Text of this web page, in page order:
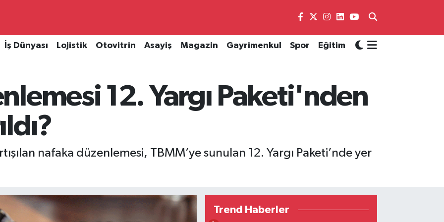
İş Dünyası Lojistik Otovitrin Asayiş Magazin Gayrimenkul Spor Eğitim
12. Yargı Paketi'nden
nafaka düzenlemesi, TBMM’ye sunulan 12. Yargı Paketi’nde yer
Trend Haberler